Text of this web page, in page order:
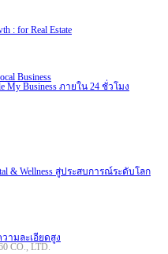
: for Real Estate
Business
My Business ภายใน 24 ชั่วโมง
& Wellness สู่ประสบการณ์ระดับโลก
ามละเอียดสูง
CO., LTD.